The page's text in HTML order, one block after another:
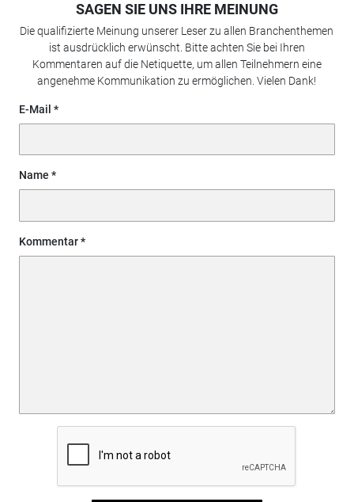
SAGEN SIE UNS IHRE MEINUNG
Die qualifizierte Meinung unserer Leser zu allen Branchenthemen
ist ausdrücklich erwünscht. Bitte achten Sie bei Ihren
Kommentaren auf die Netiquette, um allen Teilnehmern eine
angenehme Kommunikation zu ermöglichen. Vielen Dank!
E-Mail
Name
Kommentar